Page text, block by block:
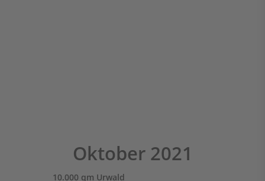
Oktober 2021
10.000 qm Urwald